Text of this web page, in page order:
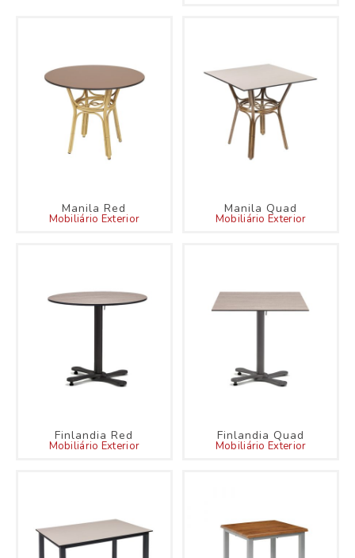
Manila Red
Mobiliário Exterior
Manila Quad
Mobiliário Exterior
Finlandia Red
Mobiliário Exterior
Finlandia Quad
Mobiliário Exterior